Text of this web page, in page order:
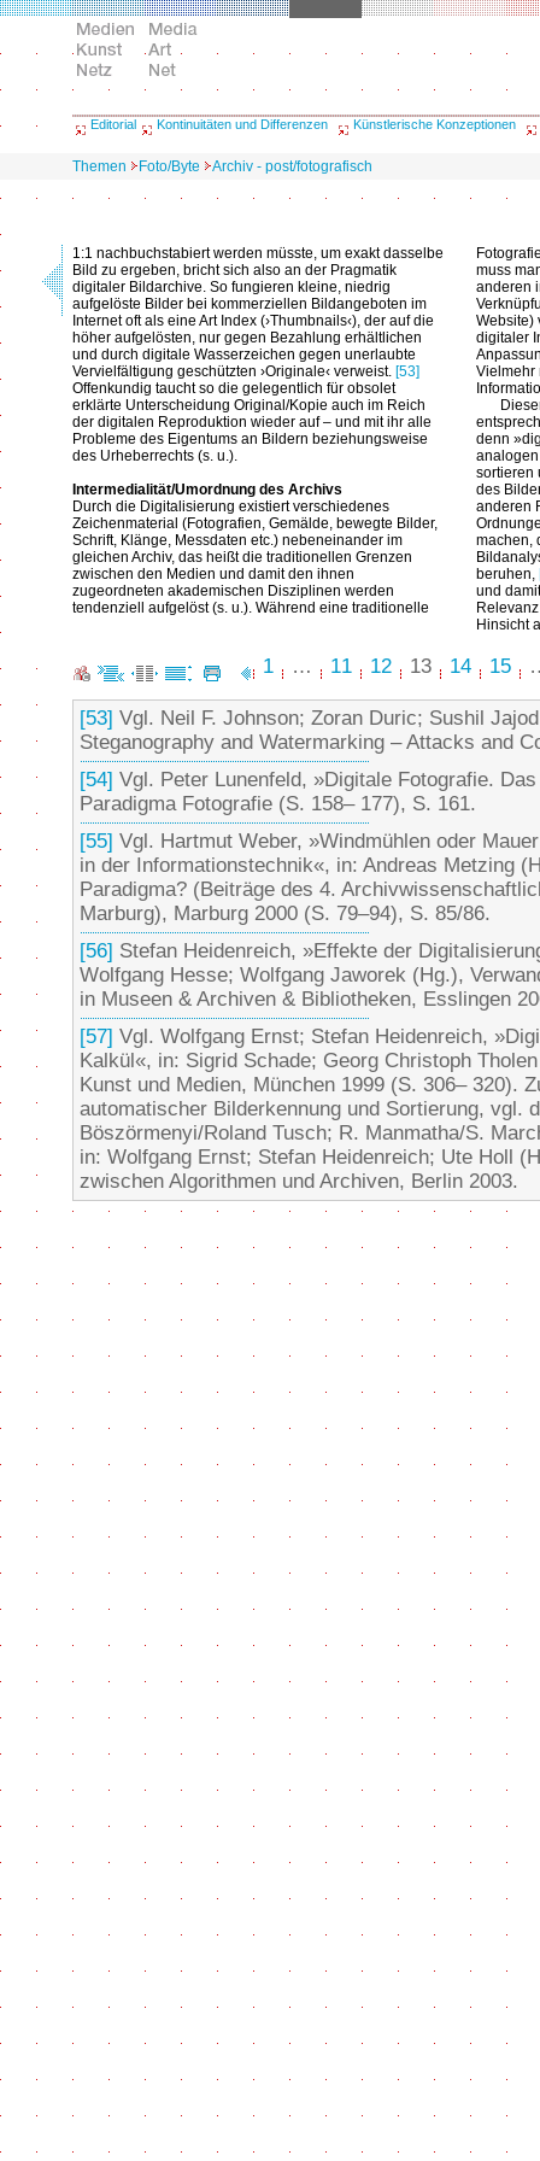
Editorial Kontinuitäten und Differenzen Künstlerische Konzeptionen
Themen Foto/Byte Archiv - post/fotografisch
1:1 nachbuchstabiert werden müsste, um exakt dasselbe
Bild zu ergeben, bricht sich also an der Pragmatik
digitaler Bildarchive. So fungieren kleine, niedrig
aufgelöste Bilder bei kommerziellen Bildangeboten im
Internet oft als eine Art Index (›Thumbnails‹), der auf die
höher aufgelösten, nur gegen Bezahlung erhältlichen
und durch digitale Wasserzeichen gegen unerlaubte
Vervielfältigung geschützten ›Originale‹ verweist. [53]
Offenkundig taucht so die gelegentlich für obsolet
erklärte Unterscheidung Original/Kopie auch im Reich
der digitalen Reproduktion wieder auf – und mit ihr alle
Probleme des Eigentums an Bildern beziehungsweise
des Urheberrechts (s. u.).
Intermedialität/Umordnung des Archivs
Durch die Digitalisierung existiert verschiedenes
Zeichenmaterial (Fotografien, Gemälde, bewegte Bilder,
Schrift, Klänge, Messdaten etc.) nebeneinander im
gleichen Archiv, das heißt die traditionellen Grenzen
zwischen den Medien und damit den ihnen
zugeordneten akademischen Disziplinen werden
tendenziell aufgelöst (s. u.). Während eine traditionelle
muss
anderen
Website)
digitaler
Vielmehr
denn
sortieren
des
anderen
machen,
beruhen,
und
Hinsicht
1 … 11 12 13 14 15
[53] Vgl. Neil F. Johnson; Zoran Duric; Sushil
Steganography and Watermarking – Attacks and
[54] Vgl. Peter Lunenfeld, »Digitale Fotografie.
Paradigma Fotografie (S. 158– 177), S. 161.
[55] Vgl. Hartmut Weber, »Windmühlen oder
in der Informationstechnik«, in: Andreas Metzing
Paradigma? (Beiträge des 4.
Marburg), Marburg 2000 (S. 79–94), S. 85/86.
[56] Stefan Heidenreich, »Effekte der
Wolfgang Hesse; Wolfgang Jaworek (Hg.),
in Museen & Archiven & Bibliotheken, Esslingen
[57] Vgl. Wolfgang Ernst; Stefan Heidenreich,
Kalkül«, in: Sigrid Schade; Georg Christoph
Kunst und Medien, München 1999 (S. 306– 320).
automatischer Bilderkennung und Sortierung, vgl.
Böszörmenyi/Roland Tusch; R. Manmatha/S.
in: Wolfgang Ernst; Stefan Heidenreich; Ute Holl
zwischen Algorithmen und Archiven, Berlin 2003.